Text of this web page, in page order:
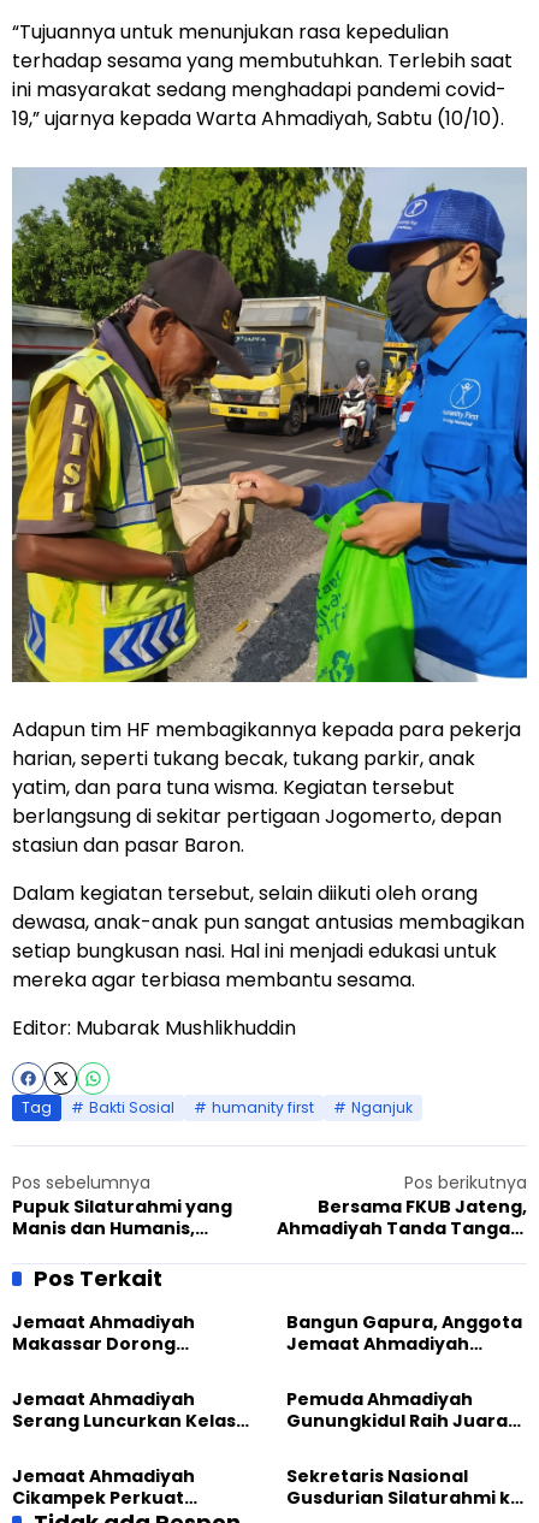
“Tujuannya untuk menunjukan rasa kepedulian
terhadap sesama yang membutuhkan. Terlebih saat
ini masyarakat sedang menghadapi pandemi covid-
19,” ujarnya kepada Warta Ahmadiyah, Sabtu (10/10).
Adapun tim HF membagikannya kepada para pekerja
harian, seperti tukang becak, tukang parkir, anak
yatim, dan para tuna wisma. Kegiatan tersebut
berlangsung di sekitar pertigaan Jogomerto, depan
stasiun dan pasar Baron.
Dalam kegiatan tersebut, selain diikuti oleh orang
dewasa, anak-anak pun sangat antusias membagikan
setiap bungkusan nasi. Hal ini menjadi edukasi untuk
mereka agar terbiasa membantu sesama.
Editor: Mubarak Mushlikhuddin
Tag Bakti Sosial humanity first Nganjuk
Pos sebelumnya
Pupuk Silaturahmi yang
Manis dan Humanis,
Bandung Kulon Sambangi
Panti Asuhan “Rumah
Seribu Malaikat”
Pos berikutnya
Bersama FKUB Jateng,
Ahmadiyah Tanda Tangani
Pos Terkait
Jemaat Ahmadiyah
Makassar Dorong
Lewat Edukasi Ekoteologi
Bangun Gapura, Anggota
Jemaat Ahmadiyah
Sambut HUT RI ke-81
Jemaat Ahmadiyah
Serang Luncurkan Kelas
Generasi Unggul
Pemuda Ahmadiyah
Gunungkidul Raih Juara
Jemaat Ahmadiyah
Cikampek Perkuat
Sekretaris Nasional
Gusdurian Silaturahmi ke